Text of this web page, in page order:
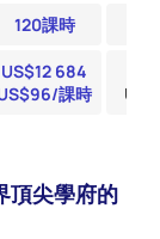
120課時
US$12 684
課時
頂尖學府的